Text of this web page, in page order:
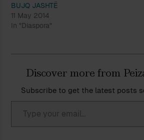
BUJQ JASHTË
11 May 2014
In "Diaspora"
Discover more from
Subscribe to get the latest posts
Type your email…